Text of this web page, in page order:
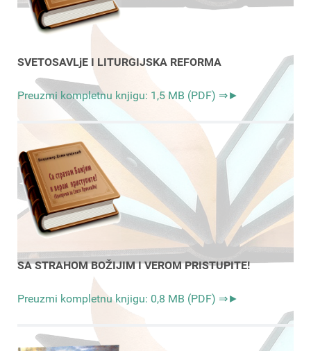
SVETOSAVLjE I LITURGIJSKA REFORMA
Preuzmi kompletnu knjigu: 1,5 MB (PDF) ⇒►
SA STRAHOM BOŽIJIM I VEROM PRISTUPITE!
Preuzmi kompletnu knjigu: 0,8 MB (PDF) ⇒►